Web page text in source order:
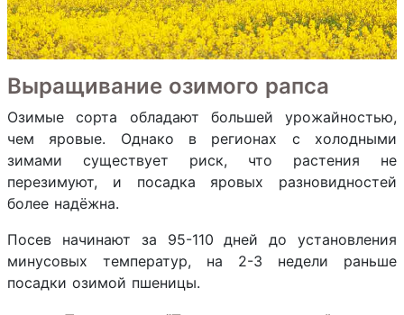
Выращивание озимого рапса
Озимые сорта обладают большей урожайностью,
чем яровые. Однако в регионах с холодными
зимами существует риск, что растения не
перезимуют, и посадка яровых разновидностей
более надёжна.
Посев начинают за 95-110 дней до установления
минусовых температур, на 2-3 недели раньше
посадки озимой пшеницы.